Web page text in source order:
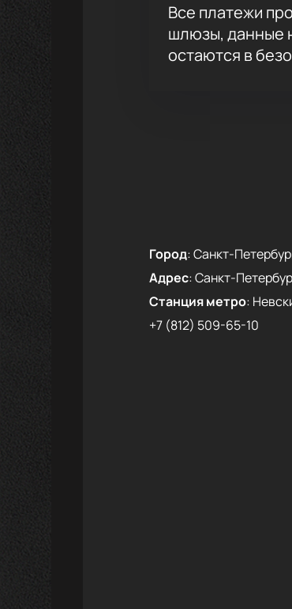
Все платежи
шлюзы, данные
остаются в
Город:Санкт-
Адрес:Санкт-
Станция метро:
+7 (812) 509-65-10